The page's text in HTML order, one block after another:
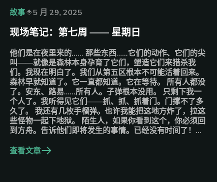
故事 5 月 29, 2025
现场笔记：第七周 —— 星期日
他们是在夜里来的…… 那些东西……它们的动作、它们的尖
叫——就像是森林本身孕育了它们，塑造它们来猎杀我
们。我现在明白了。我们从第五区根本不可能活着回来。
森林早就知道了。它一直都知道。它在等待。 所有人都没
了。安东、路易……所有人。子弹根本没用。 只剩下我一
个人了。我听得见它们——抓、抓、抓着门。门撑不了多
久了。 我还有几枚手榴弹。也许我能把这地方炸了，拉这
些怪物一起下地狱。 陌生人，如果你看到这个，你必须回
到方舟。告诉他们即将发生的事情。已经没有时间了！…
查看文章